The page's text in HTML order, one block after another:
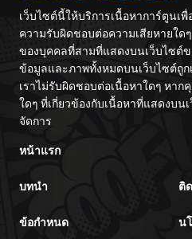
เว็บไซต์นี้ให้บริการเนื้อหาการ์ตูนเ
ความรับผิดชอบต่อความเสียหายใ
ของบุคคลที่สามที่แสดงบนเว็บไซต์ข
ข้อมูลและภาพทั้งหมดบนเว็บไซต์ถูก
เราไม่รับผิดชอบต่อเนื้อหาใดๆ หา
ใดๆ ที่เกี่ยวข้องกับเนื้อหาที่แสดงบน
จัดการ
หน้าแรก
บทนำ ติ
ข้อกำหนด น